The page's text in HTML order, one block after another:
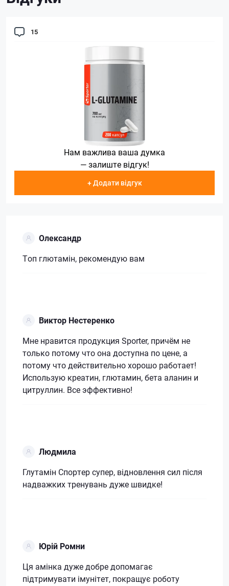
15
Нам важлива ваша думка
— залиште відгук!
+ Додати відгук
Олександр
Топ глютамін, рекомендую вам
Виктор Нестеренко
Мне нравится продукция Sporter, причём не
только потому что она доступна по цене, а
потому что действительно хорошо работает!
Использую креатин, глютамин, бета аланин и
цитруллин. Все эффективно!
Людмила
Глутамін Спортер супер, відновлення сил після
надважких тренувань дуже швидке!
Юрій Ромни
Ця амінка дуже добре допомагає
підтримувати імунітет, покращує роботу